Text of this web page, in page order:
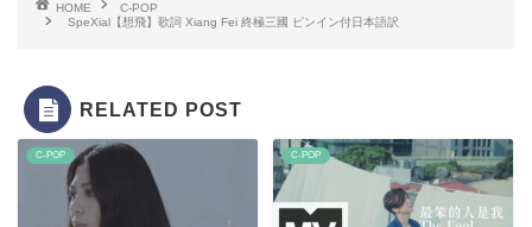
HOME
C-POP
SpeXial【想飛】歌詞 Xiang Fei 終極三國 ピンイン付日本語訳
RELATED POST
C-POP C-POP